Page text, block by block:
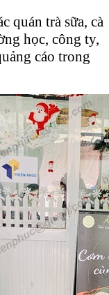
quán trà sữa, cà
học, công ty,
cáo trong